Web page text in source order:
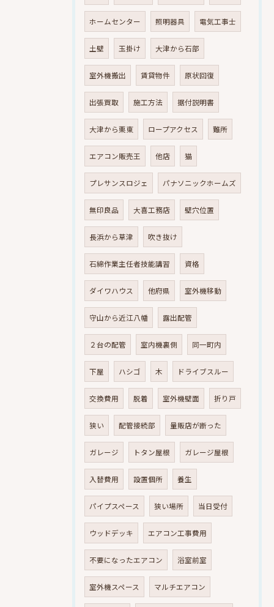
ホームセンター 照明器具 電気工事士
土壁 玉掛け 大津から石部
室外機搬出 賃貸物件 原状回復
出張買取 施工方法 据付説明書
大津から栗東 ロープアクセス 難所
エアコン販売王 他店 猫
プレサンスロジェ パナソニックホームズ
無印良品 大喜工務店 壁穴位置
長浜から草津 吹き抜け
石綿作業主任者技能講習 資格
ダイワハウス 他府県 室外機移動
守山から近江八幡 露出配管
２台の配管 室内機裏側 同一町内
下屋 ハシゴ 木 ドライブスルー
交換費用 脱着 室外機壁面 折り戸
狭い 配管接続部 量販店が断った
ガレージ トタン屋根 ガレージ屋根
入替費用 設置個所 養生
パイプスペース 狭い場所 当日受付
ウッドデッキ エアコン工事費用
不要になったエアコン 浴室前室
室外機スペース マルチエアコン